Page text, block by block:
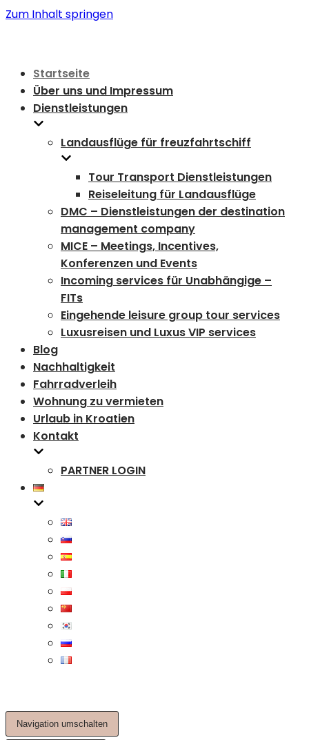
Zum Inhalt springen
Startseite
Über uns und Impressum
Dienstleistungen
Landausflüge für freuzfahrtschiff
Tour Transport Dienstleistungen
Reiseleitung für Landausflüge
DMC – Dienstleistungen der destination
management company
MICE – Meetings, Incentives,
Konferenzen und Events
Incoming services für Unabhängige –
FITs
Eingehende leisure group tour services
Luxusreisen und Luxus VIP services
Blog
Nachhaltigkeit
Fahrradverleih
Wohnung zu vermieten
Urlaub in Kroatien
Kontakt
PARTNER LOGIN
Navigation umschalten